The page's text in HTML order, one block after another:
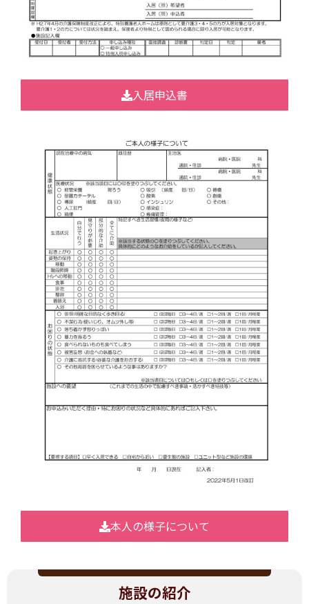
入居申込書
本人の様子について
施設の紹介